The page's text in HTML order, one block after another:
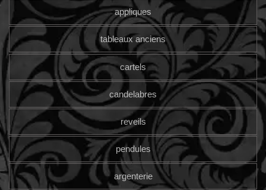
appliques
tableaux anciens
cartels
candelabres
reveils
pendules
argenterie